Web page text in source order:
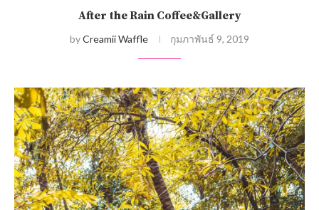
After the Rain Coffee&Gallery
byCreamii Waffle กุมภาพันธ์ 9, 2019